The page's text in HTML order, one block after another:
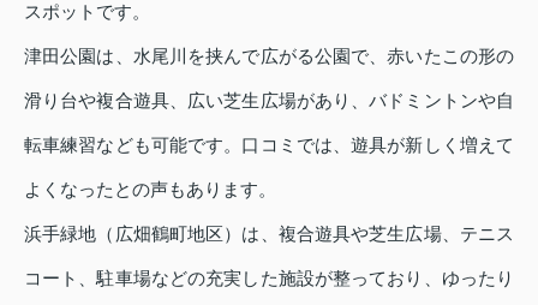
スポットです。
津田公園は、水尾川を挟んで広がる公園で、赤いたこの形の
滑り台や複合遊具、広い芝生広場があり、バドミントンや自
転車練習なども可能です。口コミでは、遊具が新しく増えて
よくなったとの声もあります。
浜手緑地（広畑鶴町地区）は、複合遊具や芝生広場、テニス
コート、駐車場などの充実した施設が整っており、ゆったり